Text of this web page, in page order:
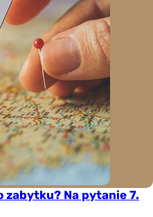
zabytku? Na pytanie 7.